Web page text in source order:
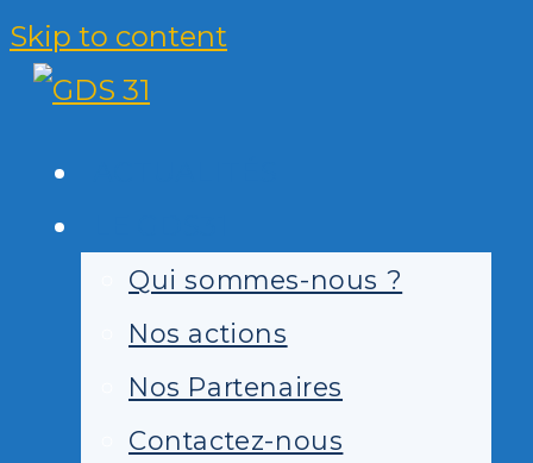
Skip to content
Qui sommes-nous ?
Nos actions
Nos Partenaires
Contactez-nous